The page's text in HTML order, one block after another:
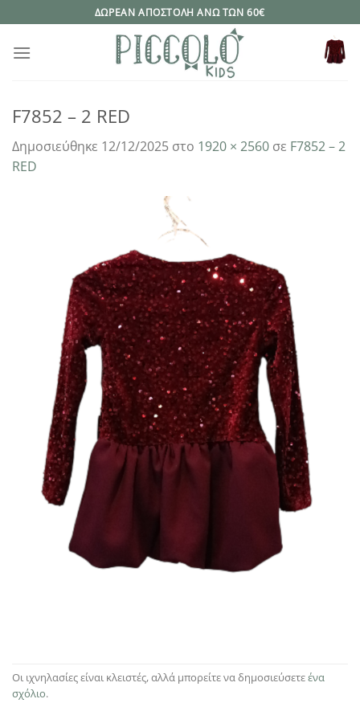
στο
περιεχόμενο
ΔΩΡΕΑΝ ΑΠΟΣΤΟΛΗ ΑΝΩ ΤΩΝ 60€
F7852 – 2 RED
Δημοσιεύθηκε 12/12/2025 στο 1920 × 2560 σε F7852 – 2
RED
Οι ιχνηλασίες είναι κλειστές, αλλά μπορείτε να δημοσιεύσετεένα
σχόλιο.